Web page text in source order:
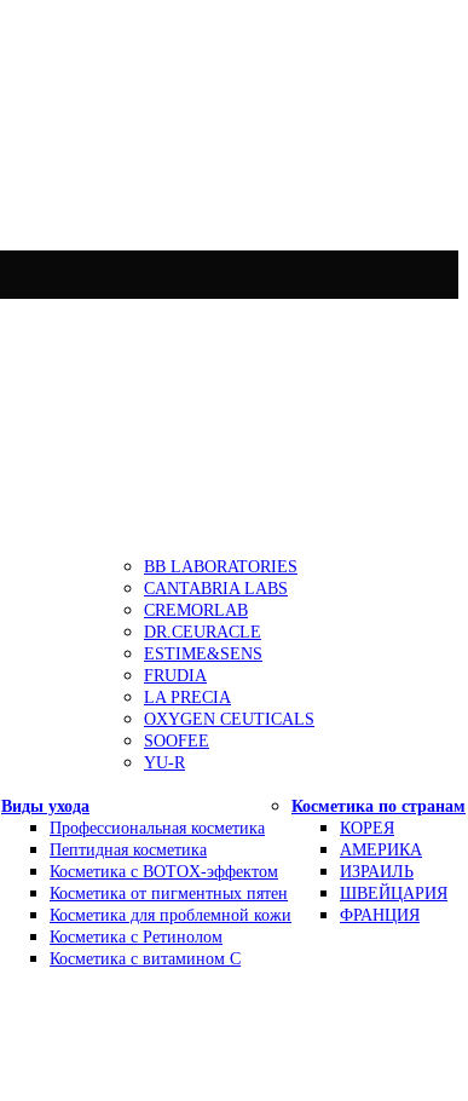
BB LABORATORIES
CANTABRIA LABS
CREMORLAB
DR.CEURACLE
ESTIME&SENS
FRUDIA
LA PRECIA
OXYGEN CEUTICALS
SOOFEE
YU-R
Виды ухода
Профессиональная косметика
Пептидная косметика
Косметика с BOTOX-эффектом
Косметика от пигментных пятен
Косметика для проблемной кожи
Косметика с Ретинолом
Косметика с витамином С
Косметика по странам
КОРЕЯ
АМЕРИКА
ИЗРАИЛЬ
ШВЕЙЦАРИЯ
ФРАНЦИЯ